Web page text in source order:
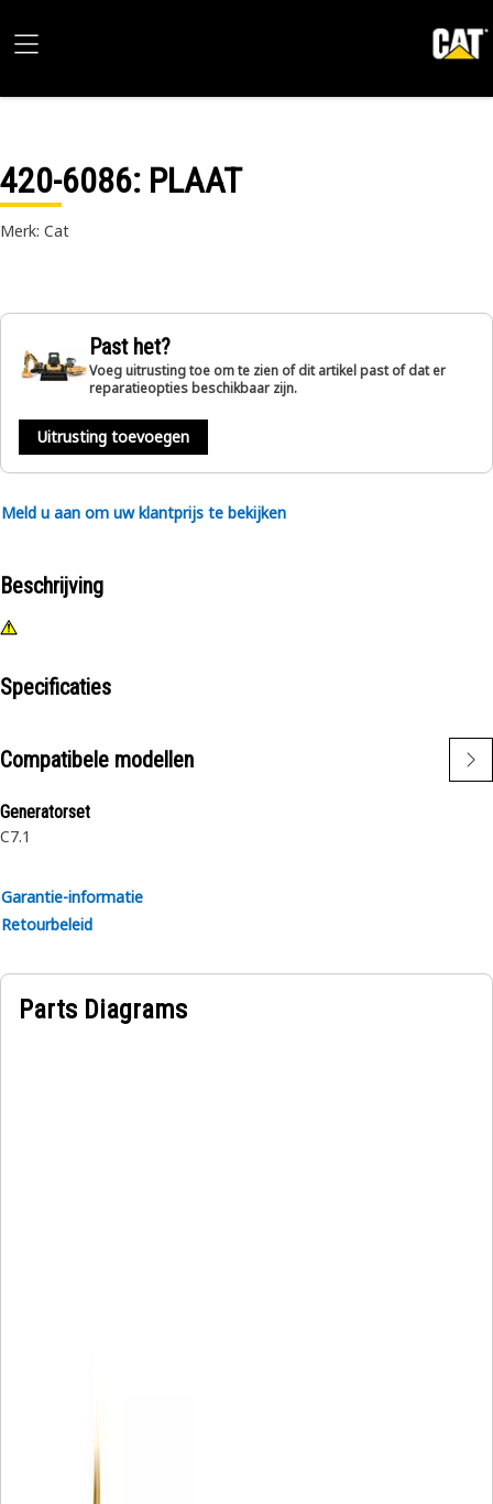
420-6086: PLAAT
Merk: Cat
Past het?
Voeg uitrusting toe om te zien of dit artikel past of dat er
reparatieopties beschikbaar zijn.
Uitrusting toevoegen
Meld u aan om uw klantprijs te bekijken
Beschrijving
Specificaties
Compatibele modellen
Generatorset
C7.1
Garantie-informatie
Retourbeleid
Parts Diagrams